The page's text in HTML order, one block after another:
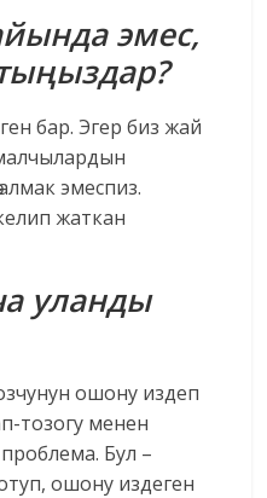
эмес,
бар. Эгер биз жай
эмеспиз.
жаткан
уланды
ошону издеп
тозогу менен
Бул –
ошону издеген